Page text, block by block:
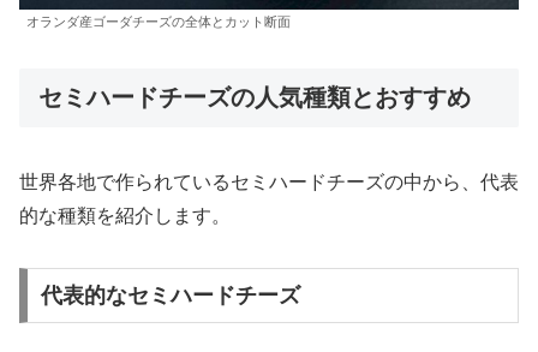
オランダ産ゴーダチーズの全体とカット断面
セミハードチーズの人気種類とおすすめ
世界各地で作られているセミハードチーズの中から、代表
的な種類を紹介します。
代表的なセミハードチーズ